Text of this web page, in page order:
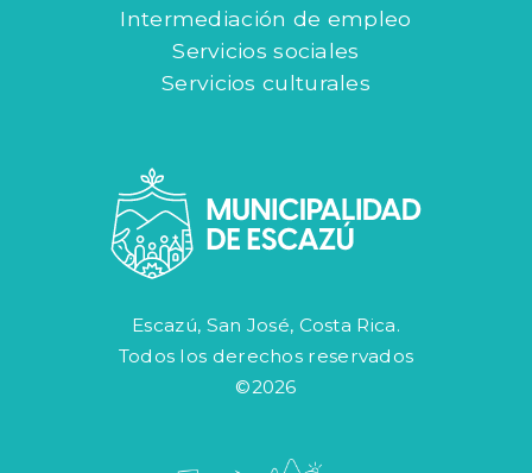
Intermediación de empleo
Servicios sociales
Servicios culturales
Escazú, San José, Costa Rica.
Todos los derechos reservados
©2026